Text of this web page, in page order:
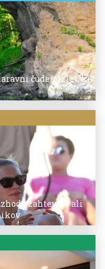
čudež: izlet, ki
zahtevale ali